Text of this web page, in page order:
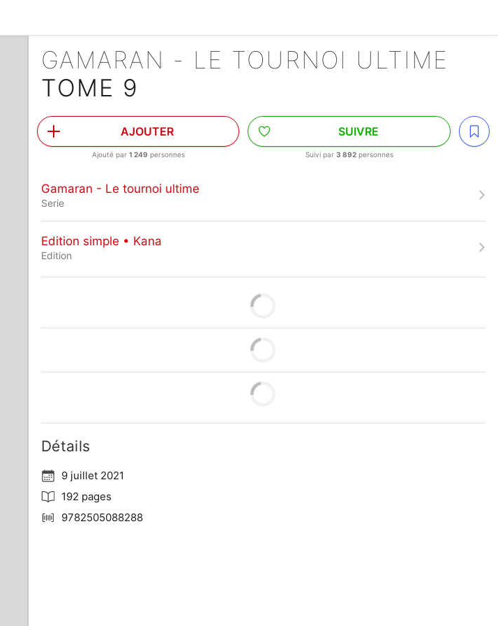
GAMARAN - LE TOURNOI ULTIME
TOME 9
AJOUTER
Ajouté par 1 249 personnes
SUIVRE
Suivi par 3 892personnes
Gamaran - Le tournoi ultime
Serie
Edition simple • Kana
Edition
Détails
9 juillet 2021
192 pages
9782505088288